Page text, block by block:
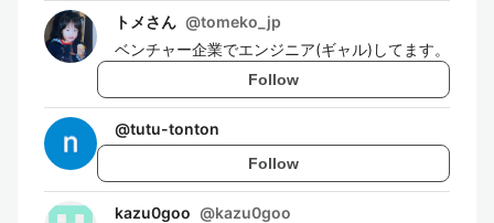
トメさん @tomeko_jp
ベンチャー企業でエンジニア(ギャル)してます。
Follow
@tutu-tonton
Follow
kazu0goo @kazu0goo